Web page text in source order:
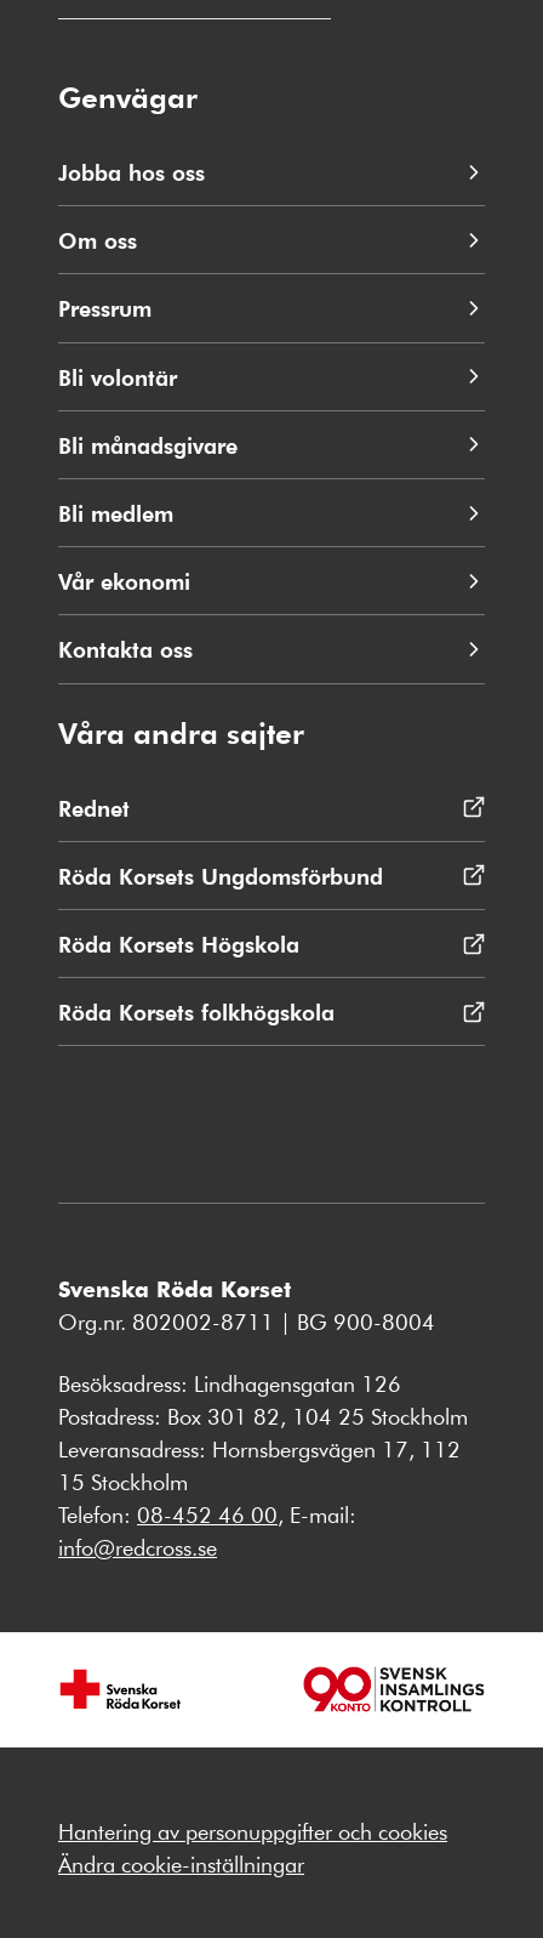
Genvägar
Jobba hos oss
Om oss
Pressrum
Bli volontär
Bli månadsgivare
Bli medlem
Vår ekonomi
Kontakta oss
Våra andra sajter
Rednet
i
nytt
fönster
Röda Korsets Ungdomsförbund Öppnas
i
Röda Korsets Högskola
i
nytt
fönster
Röda Korsets folkhögskola
i
Svenska Röda Korset
Org.nr. 802002-8711 | BG 900-8004
Besöksadress: Lindhagensgatan 126
Postadress: Box 301 82, 104 25 Stockholm
Leveransadress: Hornsbergsvägen 17, 112
15 Stockholm
Telefon: 08-452 46 00, E-mail:
info@redcross.se
Hantering av personuppgifter och cookies
Ändra cookie-inställningar